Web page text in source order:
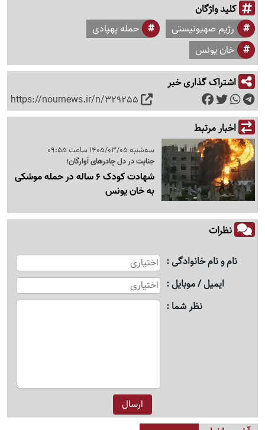
کلید واژگان
رژیم صهیونیستی
حمله پهپادی
خان یونس
اشتراک گذاری خبر
https://nournews.ir/n/329255
اخبار مرتبط
سه‌شنبه 1405/03/05 ساعت 09:55
جنایت در دل چادرهای آوارگان؛
شهادت کودک 6 ساله در حمله موشکی
به خان یونس
نظرات
نام و نام خانوادگی
ایمیل / موبایل
نظر شما